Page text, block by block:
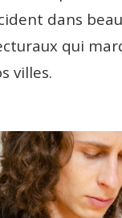
dans
qui
villes.